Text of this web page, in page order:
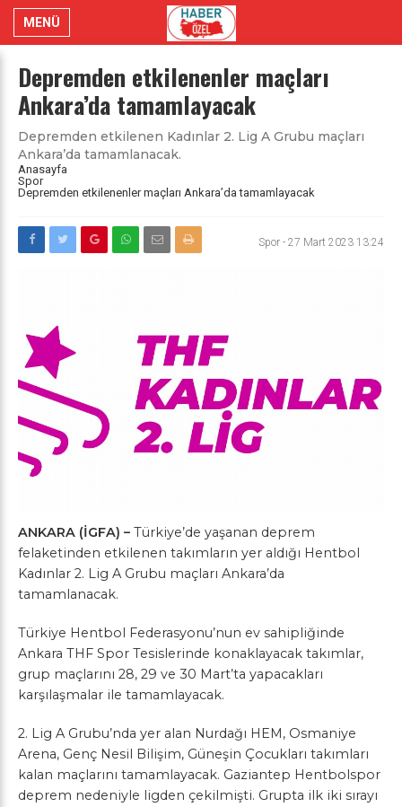
MENÜ
Depremden etkilenenler maçları
Ankara’da tamamlayacak
Depremden etkilenen Kadınlar 2. Lig A Grubu maçları
Ankara’da tamamlanacak.
Anasayfa
Spor
Depremden etkilenenler maçları Ankara’da tamamlayacak
Spor - 27 Mart 2023 13:24
ANKARA (İGFA) – Türkiye’de yaşanan deprem
felaketinden etkilenen takımların yer aldığı Hentbol
Kadınlar 2. Lig A Grubu maçları Ankara’da
tamamlanacak.
Türkiye Hentbol Federasyonu’nun ev sahipliğinde
Ankara THF Spor Tesislerinde konaklayacak takımlar,
grup maçlarını 28, 29 ve 30 Mart’ta yapacakları
karşılaşmalar ile tamamlayacak.
2. Lig A Grubu’nda yer alan Nurdağı HEM, Osmaniye
Arena, Genç Nesil Bilişim, Güneşin Çocukları takımları
kalan maçlarını tamamlayacak. Gaziantep Hentbolspor
deprem nedeniyle ligden çekilmişti. Grupta ilk iki sırayı